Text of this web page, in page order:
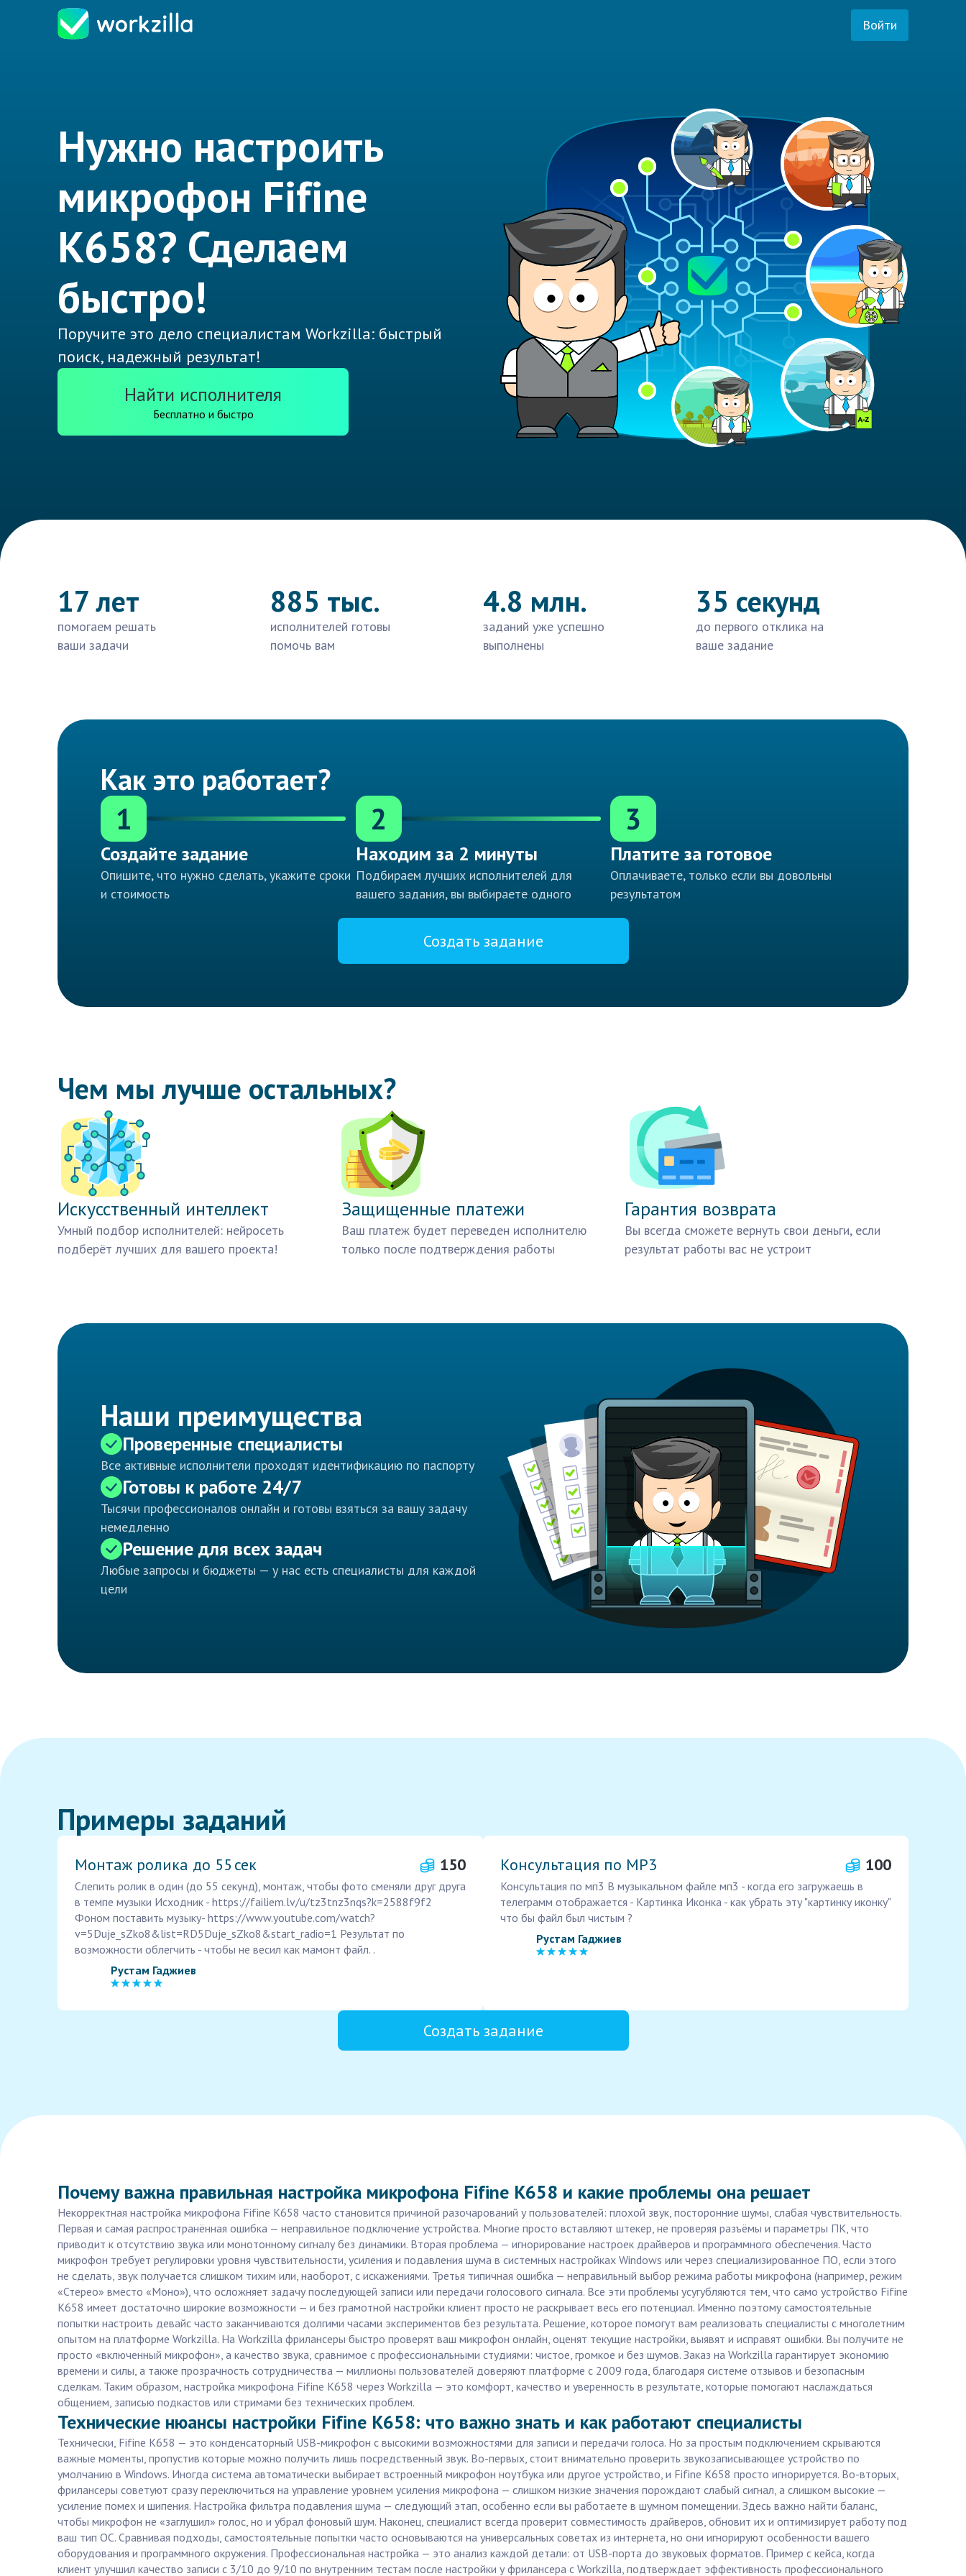
Войти
Нужно настроить
микрофон Fifine
K658? Сделаем
быстро!
Поручите это дело специалистам Workzilla: быстрый
поиск, надежный результат!
Найти исполнителя
Бесплатно и быстро
17 лет
помогаем решать
ваши задачи
885 тыс.
исполнителей готовы
помочь вам
4.8 млн.
заданий уже успешно
выполнены
35 секунд
до первого отклика на
ваше задание
Как это работает?
1
Создайте задание
Опишите, что нужно сделать, укажите сроки
и стоимость
2
Находим за 2 минуты
Подбираем лучших исполнителей для
вашего задания, вы выбираете одного
3
Платите за готовое
Оплачиваете, только если вы довольны
результатом
Создать задание
Чем мы лучше остальных?
Искусственный интеллект
Умный подбор исполнителей: нейросеть
подберёт лучших для вашего проекта!
Защищенные платежи
Ваш платеж будет переведен исполнителю
только после подтверждения работы
Гарантия возврата
Вы всегда сможете вернуть свои деньги, если
результат работы вас не устроит
Наши преимущества
Проверенные специалисты
Все активные исполнители проходят идентификацию по паспорту
Готовы к работе 24/7
Тысячи профессионалов онлайн и готовы взяться за вашу задачу
немедленно
Решение для всех задач
Любые запросы и бюджеты — у нас есть специалисты для каждой
цели
Примеры заданий
Монтаж ролика до 55 сек 150
Cлепить ролик в один (до 55 секунд), монтаж, чтобы фото сменяли друг друга
в темпе музыки Исходник - https://failiem.lv/u/tz3tnz3nqs?k=2588f9f2
Фоном поставить музыку- https://www.youtube.com/watch?
v=5Duje_sZko8&list=RD5Duje_sZko8&start_radio=1 Результат по
возможности облегчить - чтобы не весил как мамонт файл. .
Рустам Гаджиев
Консультация по MP3 100
Консультация по мп3 В музыкальном файле мп3 - когда его загружаешь в
телеграмм отображается - Картинка Иконка - как убрать эту "картинку иконку"
что бы файл был чистым ?
Рустам Гаджиев
Создать задание
Почему важна правильная настройка микрофона Fifine K658 и какие проблемы она решает
Некорректная настройка микрофона Fifine K658 часто становится причиной разочарований у пользователей: плохой звук, посторонние шумы, слабая чувствительность.
Первая и самая распространённая ошибка — неправильное подключение устройства. Многие просто вставляют штекер, не проверяя разъёмы и параметры ПК, что
приводит к отсутствию звука или монотонному сигналу без динамики. Вторая проблема — игнорирование настроек драйверов и программного обеспечения. Часто
микрофон требует регулировки уровня чувствительности, усиления и подавления шума в системных настройках Windows или через специализированное ПО, если этого
не сделать, звук получается слишком тихим или, наоборот, с искажениями. Третья типичная ошибка — неправильный выбор режима работы микрофона (например, режим
«Стерео» вместо «Моно»), что осложняет задачу последующей записи или передачи голосового сигнала. Все эти проблемы усугубляются тем, что само устройство Fifine
K658 имеет достаточно широкие возможности — и без грамотной настройки клиент просто не раскрывает весь его потенциал. Именно поэтому самостоятельные
попытки настроить девайс часто заканчиваются долгими часами экспериментов без результата. Решение, которое помогут вам реализовать специалисты с многолетним
опытом на платформе Workzilla. На Workzilla фрилансеры быстро проверят ваш микрофон онлайн, оценят текущие настройки, выявят и исправят ошибки. Вы получите не
просто «включенный микрофон», а качество звука, сравнимое с профессиональными студиями: чистое, громкое и без шумов. Заказ на Workzilla гарантирует экономию
времени и силы, а также прозрачность сотрудничества — миллионы пользователей доверяют платформе с 2009 года, благодаря системе отзывов и безопасным
сделкам. Таким образом, настройка микрофона Fifine K658 через Workzilla — это комфорт, качество и уверенность в результате, которые помогают наслаждаться
общением, записью подкастов или стримами без технических проблем.
Технические нюансы настройки Fifine K658: что важно знать и как работают специалисты
Технически, Fifine K658 — это конденсаторный USB-микрофон с высокими возможностями для записи и передачи голоса. Но за простым подключением скрываются
важные моменты, пропустив которые можно получить лишь посредственный звук. Во-первых, стоит внимательно проверить звукозаписывающее устройство по
умолчанию в Windows. Иногда система автоматически выбирает встроенный микрофон ноутбука или другое устройство, и Fifine K658 просто игнорируется. Во-вторых,
фрилансеры советуют сразу переключиться на управление уровнем усиления микрофона — слишком низкие значения порождают слабый сигнал, а слишком высокие —
усиление помех и шипения. Настройка фильтра подавления шума — следующий этап, особенно если вы работаете в шумном помещении. Здесь важно найти баланс,
чтобы микрофон не «заглушил» голос, но и убрал фоновый шум. Наконец, специалист всегда проверит совместимость драйверов, обновит их и оптимизирует работу под
ваш тип ОС. Сравнивая подходы, самостоятельные попытки часто основываются на универсальных советах из интернета, но они игнорируют особенности вашего
оборудования и программного окружения. Профессиональная настройка — это анализ каждой детали: от USB-порта до звуковых форматов. Пример с кейса, когда
клиент улучшил качество записи с 3/10 до 9/10 по внутренним тестам после настройки у фрилансера с Workzilla, подтверждает эффективность профессионального